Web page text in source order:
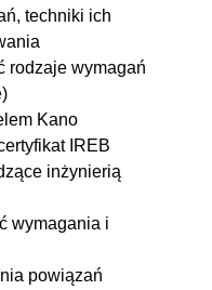
01:37:56
00:12:40
00:06:38
techniki ich
rodzaje wymagań
Kano
IREB
inżynierią
wymagania i
powiązań